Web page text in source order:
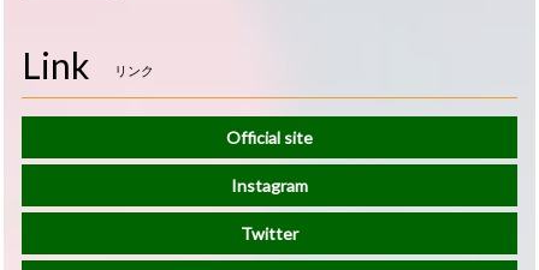
Link リンク
Official site
Instagram
Twitter